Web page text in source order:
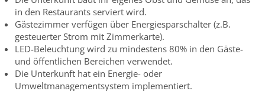
in den Restaurants serviert wird.
Gästezimmer verfügen über Energiesparschalter (z.B.
gesteuerter Strom mit Zimmerkarte).
LED-Beleuchtung wird zu mindestens 80% in den Gäste-
und öffentlichen Bereichen verwendet.
Die Unterkunft hat ein Energie- oder
Umweltmanagementsystem implementiert.